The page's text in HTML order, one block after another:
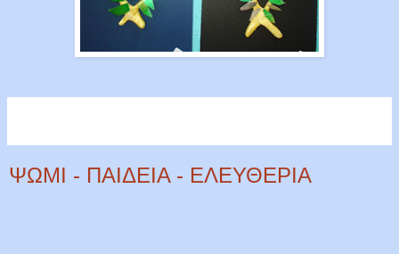
ΨΩΜΙ - ΠΑΙΔΕΙΑ - ΕΛΕΥΘΕΡΙΑ